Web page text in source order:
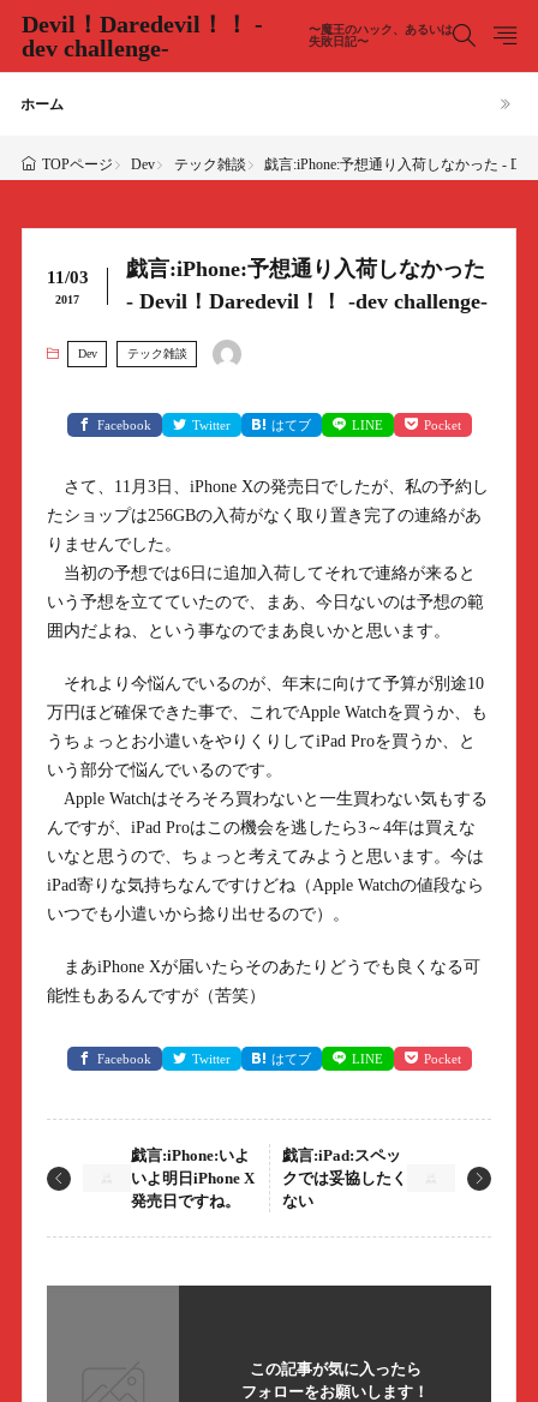
Devil！Daredevil！！ -
dev challenge-
〜魔王のハック、あるいは
失敗日記〜
ホーム
TOPページ Dev テック雑談 戯言:iPhone:予想通り入荷しなかった -
11/03
2017
戯言:iPhone:予想通り入荷しなかった
- Devil！Daredevil！！ -dev challenge-
Dev テック雑談
Facebook Twitter はてブ LINE Pocket
さて、11月3日、iPhone Xの発売日でしたが、私の予約し
たショップは256GBの入荷がなく取り置き完了の連絡があ
りませんでした。
当初の予想では6日に追加入荷してそれで連絡が来ると
いう予想を立てていたので、まあ、今日ないのは予想の範
囲内だよね、という事なのでまあ良いかと思います。
それより今悩んでいるのが、年末に向けて予算が別途10
万円ほど確保できた事で、これでApple Watchを買うか、も
うちょっとお小遣いをやりくりしてiPad Proを買うか、と
いう部分で悩んでいるのです。
Apple Watchはそろそろ買わないと一生買わない気もする
んですが、iPad Proはこの機会を逃したら3～4年は買えな
いなと思うので、ちょっと考えてみようと思います。今は
iPad寄りな気持ちなんですけどね（Apple Watchの値段なら
いつでも小遣いから捻り出せるので）。
まあiPhone Xが届いたらそのあたりどうでも良くなる可
能性もあるんですが（苦笑）
Facebook Twitter はてブ LINE Pocket
戯言:iPhone:いよ
いよ明日iPhone X
発売日ですね。
戯言:iPad:スペッ
クでは妥協したく
ない
この記事が気に入ったら
フォローをお願いします！